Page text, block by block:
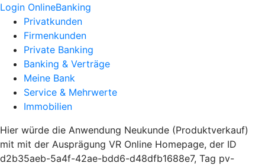
Login OnlineBanking
Privatkunden
Firmenkunden
Private Banking
Banking & Verträge
Meine Bank
Service & Mehrwerte
Immobilien
Hier würde die Anwendung Neukunde (Produktverkauf)
mit mit der Ausprägung VR Online Homepage, der ID
d2b35aeb-5a4f-42ae-bdd6-d48dfb1688e7, Tag pv-